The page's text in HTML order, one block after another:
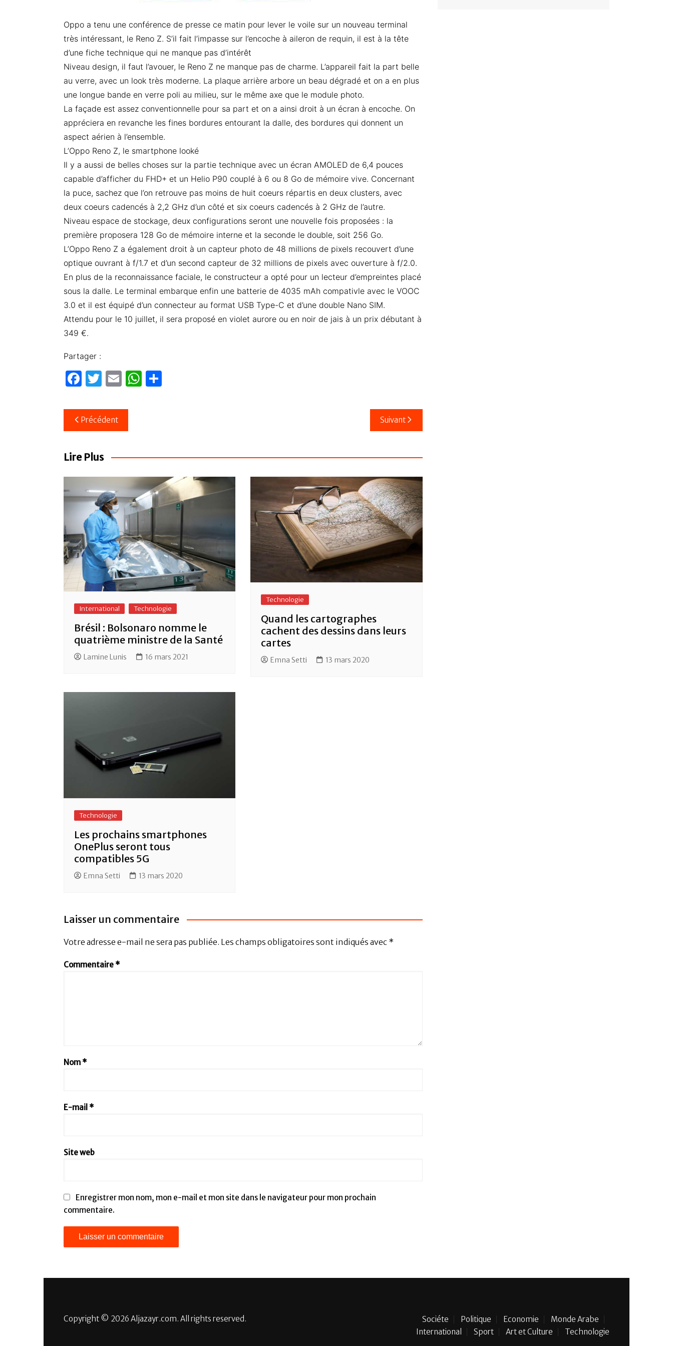
Oppo a tenu une conférence de presse ce matin pour lever le voile sur un nouveau terminal
très intéressant, le Reno Z. S’il fait l’impasse sur l’encoche à aileron de requin, il est à la tête
d’une fiche technique qui ne manque pas d’intérêt
Niveau design, il faut l’avouer, le Reno Z ne manque pas de charme. L’appareil fait la part belle
au verre, avec un look très moderne. La plaque arrière arbore un beau dégradé et on a en plus
une longue bande en verre poli au milieu, sur le même axe que le module photo.
La façade est assez conventionnelle pour sa part et on a ainsi droit à un écran à encoche. On
appréciera en revanche les fines bordures entourant la dalle, des bordures qui donnent un
aspect aérien à l’ensemble.
L’Oppo Reno Z, le smartphone looké
Il y a aussi de belles choses sur la partie technique avec un écran AMOLED de 6,4 pouces
capable d’afficher du FHD+ et un Helio P90 couplé à 6 ou 8 Go de mémoire vive. Concernant
la puce, sachez que l’on retrouve pas moins de huit coeurs répartis en deux clusters, avec
deux coeurs cadencés à 2,2 GHz d’un côté et six coeurs cadencés à 2 GHz de l’autre.
Niveau espace de stockage, deux configurations seront une nouvelle fois proposées : la
première proposera 128 Go de mémoire interne et la seconde le double, soit 256 Go.
L’Oppo Reno Z a également droit à un capteur photo de 48 millions de pixels recouvert d’une
optique ouvrant à f/1.7 et d’un second capteur de 32 millions de pixels avec ouverture à f/2.0.
En plus de la reconnaissance faciale, le constructeur a opté pour un lecteur d’empreintes placé
sous la dalle. Le terminal embarque enfin une batterie de 4035 mAh compativle avec le VOOC
3.0 et il est équipé d’un connecteur au format USB Type-C et d’une double Nano SIM.
Attendu pour le 10 juillet, il sera proposé en violet aurore ou en noir de jais à un prix débutant à
349 €.
Partager :
F
c
e
o
o
k
T
itt
er
E
ail
W
p
p
Navigation
de
l’article
Précédent Suivant
Lire Plus
International Technologie
Brésil : Bolsonaro nomme le
quatrième ministre de la Santé
Lamine Lunis 16 mars 2021
Technologie
Quand les cartographes
cachent des dessins dans leurs
cartes
Emna Setti 13 mars 2020
Technologie
Les prochains smartphones
OnePlus seront tous
compatibles 5G
Emna Setti 13 mars 2020
Laisser un commentaire
Votre adresse e-mail ne sera pas publiée. Les champs obligatoires sont indiqués avec *
Commentaire *
Nom *
E-mail *
Site web
Enregistrer mon nom, mon e-mail et mon site dans le navigateur pour mon prochain
commentaire.
Copyright © 2026 Aljazayr.com. All rights reserved. Sociéte Politique Economie
Monde Arabe
International
Sport Art et Culture Technologie